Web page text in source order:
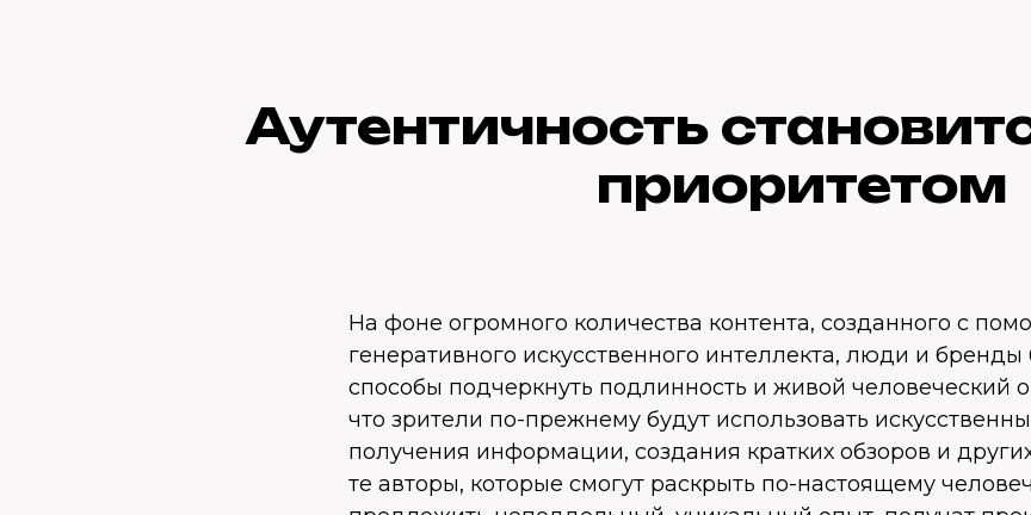
Аутентичность
приоритетом
На фоне огромного количества контента, созданного с
генеративного искусственного интеллекта, люди и бренды
способы подчеркнуть подлинность и живой человеческий
что зрители по-прежнему будут использовать
получения информации, создания кратких обзоров и
те авторы, которые смогут раскрыть по-настоящему